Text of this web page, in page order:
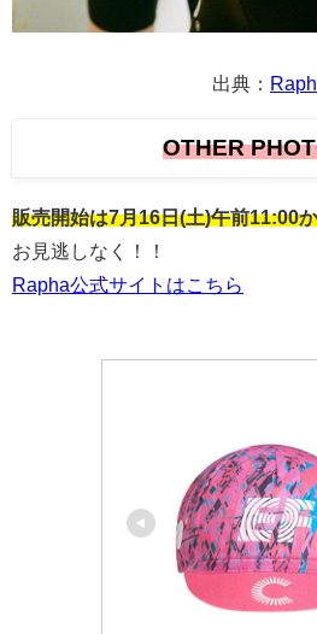
出典：
OTHER
販売開始は7月16日(土)午前11:00
お見逃しなく！！
Rapha公式サイトはこちら